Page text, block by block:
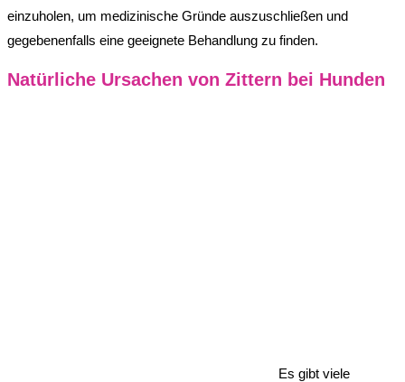
einzuholen, um medizinische Gründe auszuschließen und
gegebenenfalls eine geeignete Behandlung zu finden.
Natürliche Ursachen von Zittern bei Hunden
Es gibt viele